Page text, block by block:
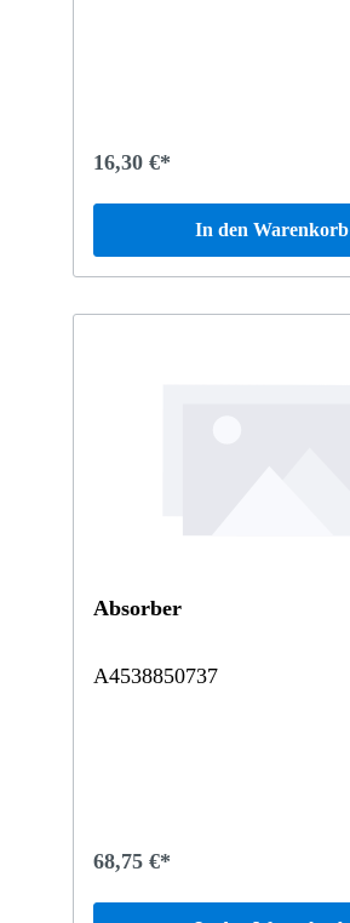
16,30 €*
In den Warenkorb
Absorber
A4538850737
68,75 €*